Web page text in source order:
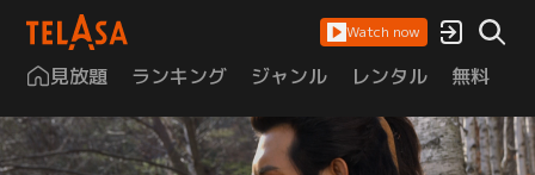
Watch now
見放題 ランキング ジャンル レンタル 無料